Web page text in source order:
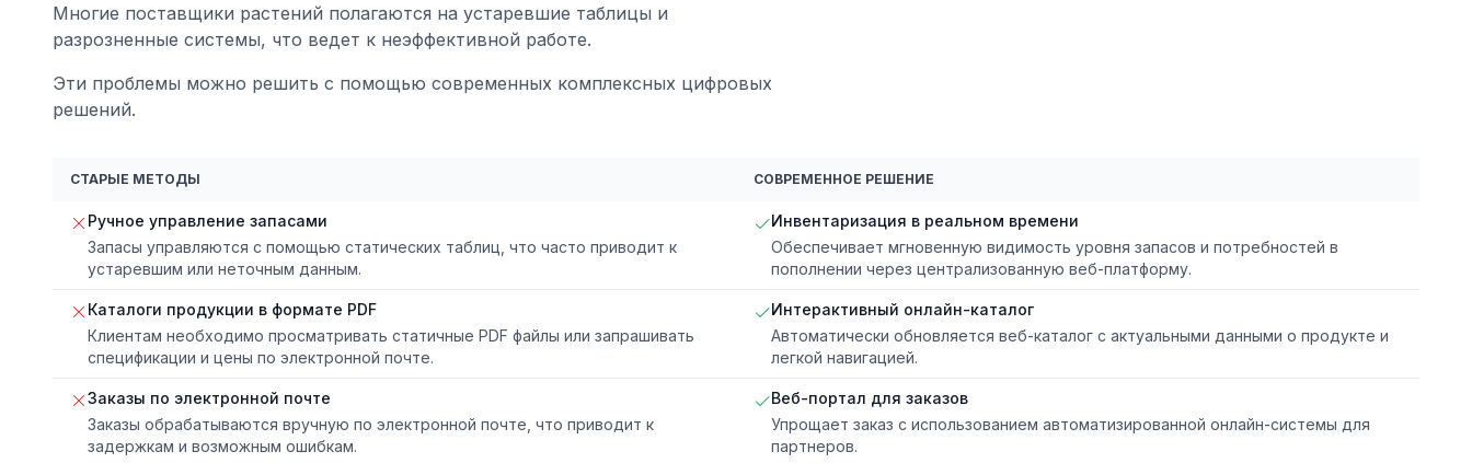
Многие поставщики растений полагаются на устаревшие таблицы и
разрозненные системы, что ведет к неэффективной работе.
Эти проблемы можно решить с помощью современных комплексных цифровых
решений.
СТАРЫЕ МЕТОДЫ СОВРЕМЕННОЕ РЕШЕНИЕ
Ручное управление запасами
Запасы управляются с помощью статических таблиц, что часто приводит к
устаревшим или неточным данным.
Инвентаризация в реальном времени
Обеспечивает мгновенную видимость уровня запасов и потребностей в
пополнении через централизованную веб-платформу.
Каталоги продукции в формате PDF
Клиентам необходимо просматривать статичные PDF файлы или запрашивать
спецификации и цены по электронной почте.
Интерактивный онлайн-каталог
Автоматически обновляется веб-каталог с актуальными данными о продукте и
легкой навигацией.
Заказы по электронной почте
Заказы обрабатываются вручную по электронной почте, что приводит к
задержкам и возможным ошибкам.
Веб-портал для заказов
Упрощает заказ с использованием автоматизированной онлайн-системы для
партнеров.